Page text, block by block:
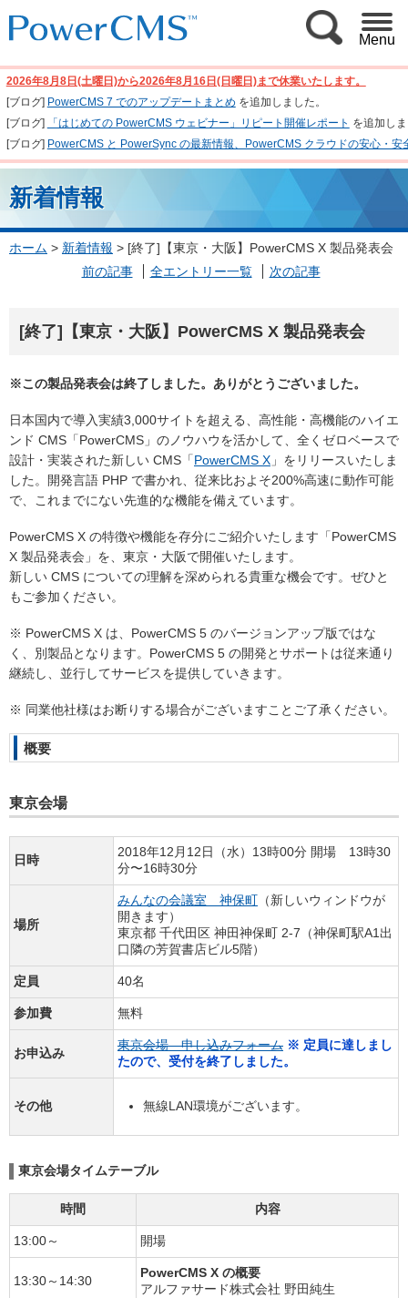
Menu
2026年8月8日(土曜日)から2026年8月16日(日曜日)まで休業いたします。
[ブログ] PowerCMS 7 でのアップデートまとめ を追加しました。
[ブログ]
「はじめての PowerCMS ウェビナー」リピート開催レポート を追加し
[ブログ] PowerCMS と PowerSync の最新情報、PowerCMS クラウドの安心・
新着情報
ホーム > 新着情報 > [終了]【東京・大阪】PowerCMS X 製品発表会
前の記事
全エントリー一覧 次の記事
[終了]【東京・大阪】PowerCMS X 製品発表会
※この製品発表会は終了しました。ありがとうございました。
日本国内で導入実績3,000サイトを超える、高性能・高機能のハイエ
ンド CMS「PowerCMS」のノウハウを活かして、全くゼロベースで
設計・実装された新しい CMS「PowerCMS X 」をリリースいたしま
した。開発言語 PHP で書かれ、従来比およそ200%高速に動作可能
で、これまでにない先進的な機能を備えています。
PowerCMS X の特徴や機能を存分にご紹介いたします「PowerCMS
X 製品発表会」を、東京・大阪で開催いたします。
新しい CMS についての理解を深められる貴重な機会です。ぜひと
もご参加ください。
※ PowerCMS X は、PowerCMS 5 のバージョンアップ版ではな
く、別製品となります。PowerCMS 5 の開発とサポートは従来通り
継続し、並行してサービスを提供していきます。
※ 同業他社様はお断りする場合がございますことご了承ください。
概要
東京会場
日時
2018年12月12日（水）13時00分 開場 13時30
分〜16時30分
場所
みんなの会議室 神保町 （新しいウィンドウが
開きます）
東京都 千代田区 神田神保町 2-7（神保町駅A1出
口隣の芳賀書店ビル5階）
定員 40名
参加費 無料
お申込み
東京会場 申し込みフォーム ※ 定員に達しまし
たので、受付を終了しました。
その他 無線LAN環境がございます。
東京会場タイムテーブル
時間 内容
13:00～ 開場
13:30～14:30
PowerCMS X の概要
アルファサード株式会社 野田純生